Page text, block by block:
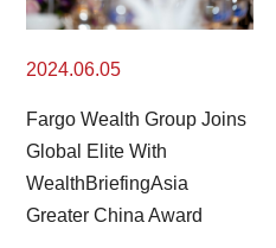
2024.06.05
Fargo Wealth Group Joins
Global Elite With
WealthBriefingAsia
Greater China Award